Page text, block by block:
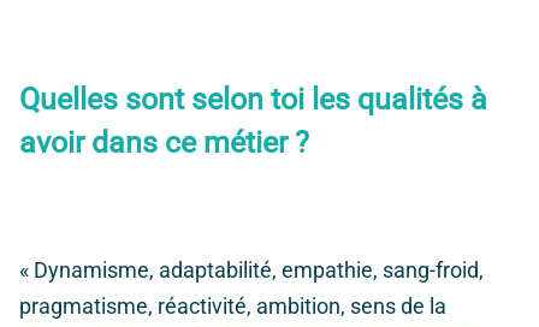
Quelles sont selon toi les qualités à
avoir dans ce métier ?
« Dynamisme, adaptabilité, empathie, sang-froid,
pragmatisme, réactivité, ambition, sens de la